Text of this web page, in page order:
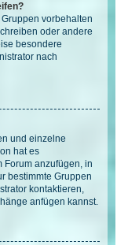
vorbehalten
oder andere
besondere
nach
und einzelne
hat es
anzufügen, in
bestimmte Gruppen
kontaktieren,
anfügen kannst.